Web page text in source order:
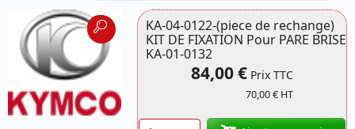
Référence
A100014 KYMCO
KA-04-0122-(piece de rechange)
KIT DE FIXATION Pour PARE BRISE
KA-01-0132
84,00 €Prix TTC
70,00 € HT